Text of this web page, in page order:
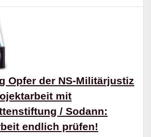
Opfer der NS-Militärjustiz
mit
/ Sodann:
endlich prüfen!